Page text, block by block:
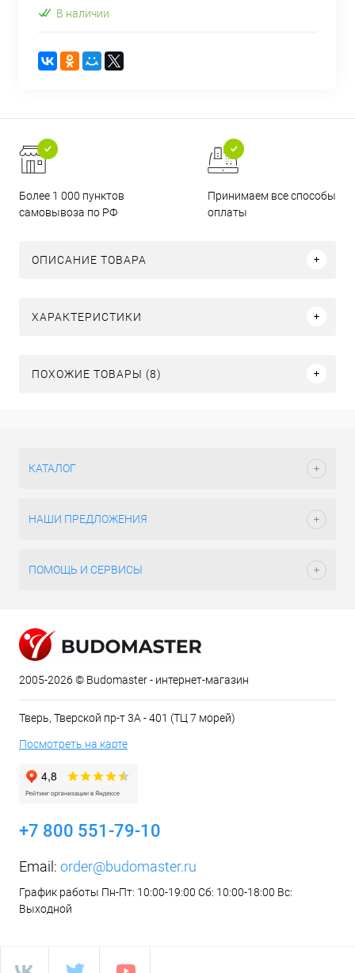
В наличии
Более 1 000 пунктов
самовывоза по РФ
Принимаем все способы
оплаты
ОПИСАНИЕ ТОВАРА
ХАРАКТЕРИСТИКИ
ПОХОЖИЕ ТОВАРЫ (8)
КАТАЛОГ
НАШИ ПРЕДЛОЖЕНИЯ
ПОМОЩЬ И СЕРВИСЫ
2005-2026 © Budomaster - интернет-магазин
Тверь, Тверской пр-т 3А - 401 (ТЦ 7 морей)
Посмотреть на карте
+7 800 551-79-10
Email: order@budomaster.ru
График работы Пн-Пт: 10:00-19:00 Сб: 10:00-18:00 Вс:
Выходной